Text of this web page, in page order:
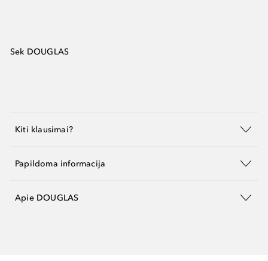
Sek DOUGLAS
Kiti klausimai?
Papildoma informacija
Apie DOUGLAS